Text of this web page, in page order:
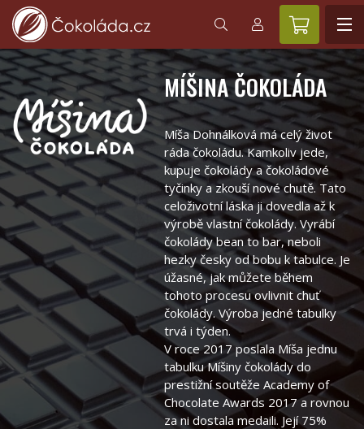
MÍŠINA ČOKOLÁDA
Míša Dohnálková má celý život
ráda čokoládu. Kamkoliv jede,
kupuje čokolády a čokoládové
tyčinky a zkouší nové chutě. Tato
celoživotní láska ji dovedla až k
výrobě vlastní čokolády. Vyrábí
čokolády bean to bar, neboli
hezky česky od bobu k tabulce. Je
úžasné, jak můžete během
tohoto procesu ovlivnit chuť
čokolády. Výroba jedné tabulky
trvá i týden.
V roce 2017 poslala Míša jednu
tabulku Míšiny čokolády do
prestižní soutěže Academy of
Chocolate Awards 2017 a rovnou
za ni dostala medaili. Její 75%